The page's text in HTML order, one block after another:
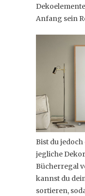
Anfang sein
Bist du
jegliche
Bücherregal
kannst du
sortieren,